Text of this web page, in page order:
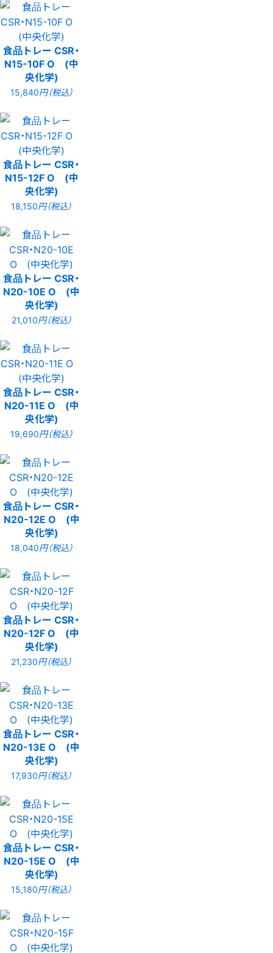
食品トレー CSR・
N15-10F O (中
央化学)
15,840円（税込）
食品トレー CSR・
N15-12F O (中
央化学)
18,150円（税込）
食品トレー CSR・
N20-10E O (中
央化学)
21,010円（税込）
食品トレー CSR・
N20-11E O (中
央化学)
19,690円（税込）
食品トレー CSR・
N20-12E O (中
央化学)
18,040円（税込）
食品トレー CSR・
N20-12F O (中
央化学)
21,230円（税込）
食品トレー CSR・
N20-13E O (中
央化学)
17,930円（税込）
食品トレー CSR・
N20-15E O (中
央化学)
15,180円（税込）